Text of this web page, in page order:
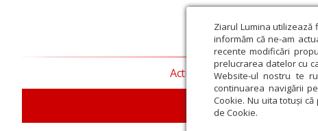
Ziarul Lumina
informăm că ne-am
recente modificări
prelucrarea datelor cu
Website-ul nostru te
continuarea navigării
Cookie. Nu uita totuși
de Cookie.
Actualitate religioasă